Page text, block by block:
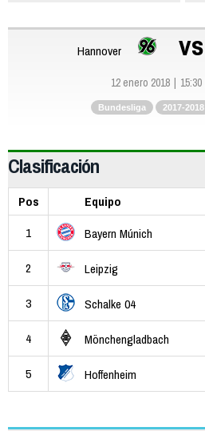
Hannover vs
12 enero 2018 15:30
Bundesliga 2017-2018
Clasificación
Pos Equipo
1
Bayern Múnich
2 Leipzig
3 Schalke 04
4 Mönchengladbach
5 Hoffenheim